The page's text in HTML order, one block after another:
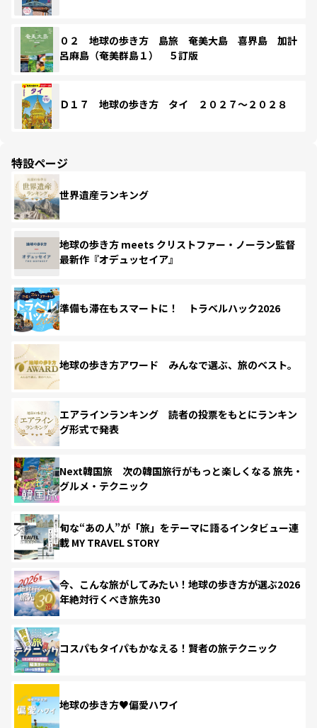
０２ 地球の歩き方 島旅 奄美大島 喜界島 加計
呂麻島（奄美群島１） ５訂版
Ｄ１７ 地球の歩き方 タイ ２０２７～２０２８
特設ページ
世界遺産ランキング
地球の歩き方 meets クリストファー・ノーラン監督
最新作『オデュッセイア』
準備も滞在もスマートに！ トラベルハック2026
地球の歩き方アワード みんなで選ぶ、旅のベスト。
エアラインランキング 読者の投票をもとにランキン
グ形式で発表
Next韓国旅 次の韓国旅行がもっと楽しくなる 旅先・
グルメ・テクニック
旬な“あの人”が「旅」をテーマに語るインタビュー連
載 MY TRAVEL STORY
今、こんな旅がしてみたい！地球の歩き方が選ぶ2026
年絶対行くべき旅先30
コスパもタイパもかなえる！賢者の旅テクニック
地球の歩き方♥偏愛ハワイ